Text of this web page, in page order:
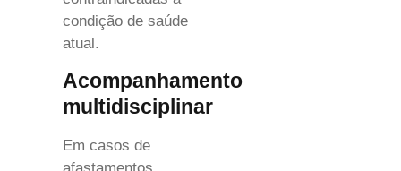
condição de saúde
atual.
Acompanhamento
multidisciplinar
Em casos de